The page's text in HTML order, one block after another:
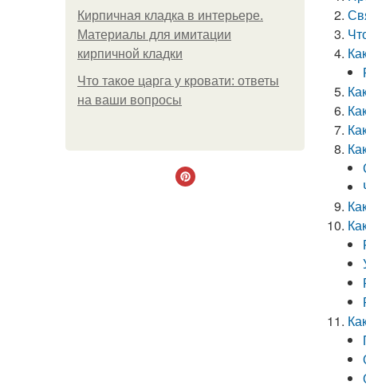
Кирпичная кладка в интерьере.
Материалы для имитации
кирпичной кладки
Что такое царга у кровати: ответы
на ваши вопросы